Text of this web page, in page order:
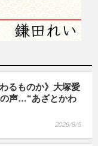
るものか》大塚愛
声…“あざとかわ
2026/8/5